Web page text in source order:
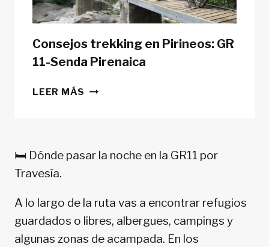
Consejos trekking en Pirineos: GR
11-Senda Pirenaica
LEER MÁS CONSEJOS
11-
🛏️ Dónde pasar la noche en la GR11 por
Travesía.
A lo largo de la ruta vas a encontrar refugios
guardados o libres, albergues, campings y
algunas zonas de acampada. En los